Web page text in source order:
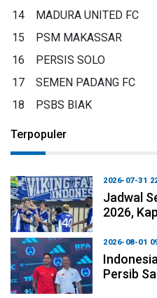
14
MADURA UNITED FC
15
PSM MAKASSAR
16
PERSIS SOLO
17
SEMEN PADANG FC
18
PSBS BIAK
Terpopuler
2026-07-31
Jadwal
2026,
2026-08-01
Persib